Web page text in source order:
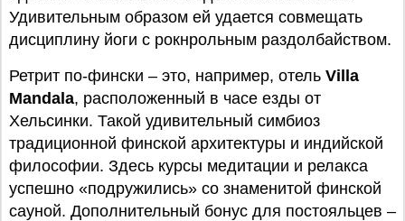
Удивительным образом ей удается совмещать
дисциплину йоги с рокнрольным раздолбайством.
Ретрит по-фински – это, например, отель Villa
Mandala, расположенный в часе езды от
Хельсинки. Такой удивительный симбиоз
традиционной финской архитектуры и индийской
философии. Здесь курсы медитации и релакса
успешно «подружились» со знаменитой финской
сауной. Дополнительный бонус для постояльцев –